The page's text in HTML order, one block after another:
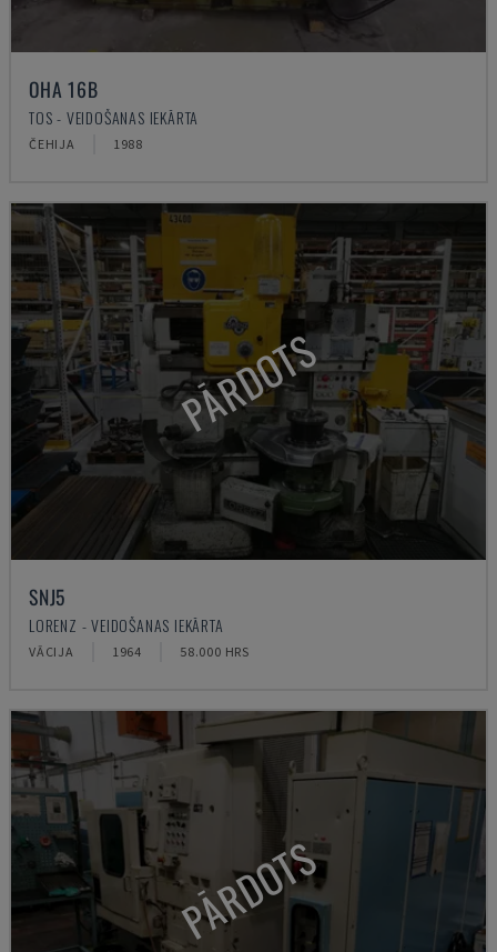
OHA 16B
TOS - VEIDOŠANAS IEKĀRTA
ČEHIJA 1988
PĀRDOTS
SNJ5
LORENZ - VEIDOŠANAS IEKĀRTA
VĀCIJA 1964 58.000 HRS
PĀRDOTS